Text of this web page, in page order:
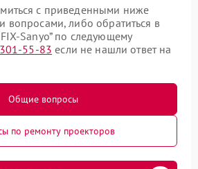
с приведенными ниже
вопросами, либо обратиться в
Sanyo” по следующему
55-83 если не нашли ответ на
Общие вопросы
по ремонту проекторов